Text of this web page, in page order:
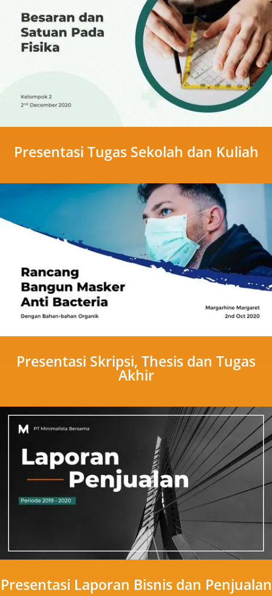
Presentasi Tugas Sekolah dan Kuliah
Presentasi Skripsi, Thesis dan Tugas
Akhir
Presentasi Laporan Bisnis dan Penjualan